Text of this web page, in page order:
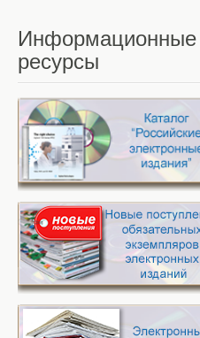
Информационные
ресурсы